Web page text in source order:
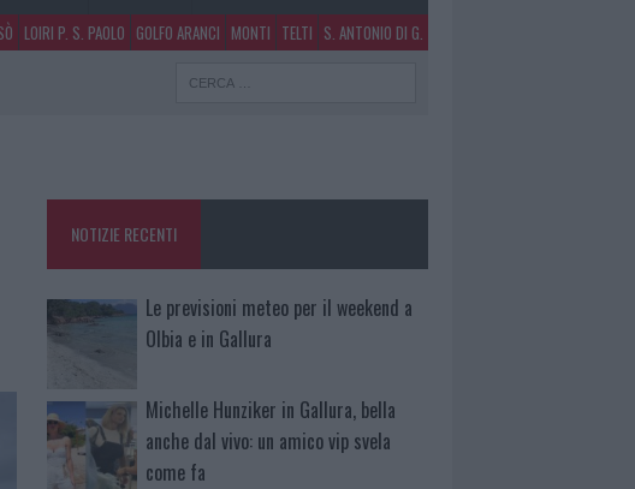
LOIRI P. S. PAOLO GOLFO ARANCI MONTI TELTI S. ANTONIO DI G.
NOTIZIE RECENTI
Le previsioni meteo per il weekend a
Olbia e in Gallura
Michelle Hunziker in Gallura, bella
anche dal vivo: un amico vip svela
come fa